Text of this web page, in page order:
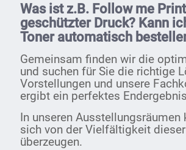
Was ist z.B. Follow me
geschützter Druck? Kann
Toner automatisch
Gemeinsam finden wir die
und suchen für Sie die richtige
Vorstellungen und unsere
ergibt ein perfektes
In unseren Ausstellungsräumen
sich von der Vielfältigkeit
überzeugen.